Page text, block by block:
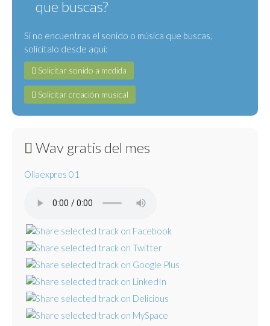
que buscas?
Si no encuentras el sonido o música que buscas,
solicítalo desde aquí:
Solicitar sonido a medida
Solicitar creación musical
Wav gratis del mes
Ollaexpres 01